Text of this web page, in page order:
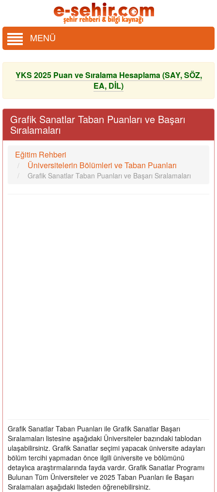
MENÜ
YKS 2025 Puan ve Sıralama Hesaplama (SAY, SÖZ,
EA, DİL)
Grafik Sanatlar Taban Puanları ve Başarı
Sıralamaları
Eğitim Rehberi
Üniversitelerin Bölümleri ve Taban Puanları
Grafik Sanatlar Taban Puanları ve Başarı Sıralamaları
Grafik Sanatlar Taban Puanları ile Grafik Sanatlar Başarı
Sıralamaları listesine aşağıdaki Üniversiteler bazındaki tablodan
ulaşabilirsiniz. Grafik Sanatlar seçimi yapacak üniversite adayları
bölüm tercihi yapmadan önce ilgili üniversite ve bölümünü
detaylıca araştırmalarında fayda vardır. Grafik Sanatlar Programı
Bulunan Tüm Üniversiteler ve 2025 Taban Puanları ile Başarı
Sıralamaları aşağıdaki listeden öğrenebilirsiniz.